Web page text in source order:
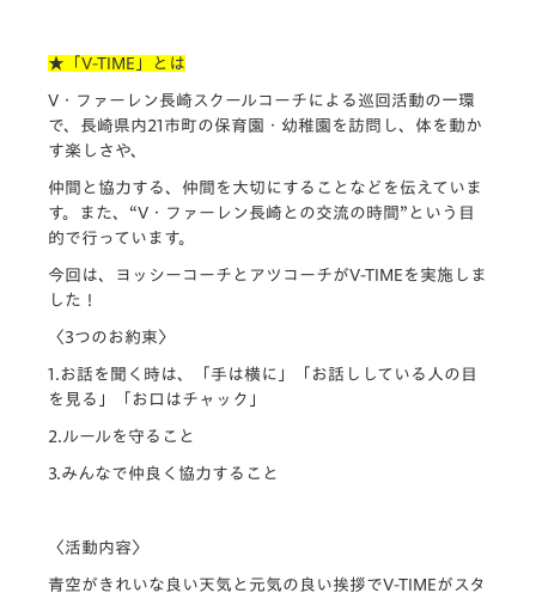
★「V-TIME」とは
V・ファーレン長崎スクールコーチによる巡回活動の一環
で、 長崎県内21市町の保育園・幼稚園を訪問し、 体を動か
す楽しさや、
仲間と協力する、仲間を大切にすることなどを伝えていま
す。
また、“V・ファーレン長崎との交流の時間” という目
的で行っています。
今回は、ヨッシーコーチとアツコーチがV-TIMEを実施しま
した！
〈3つのお約束〉
1.お話を聞く時は、「手は横に」「 お話ししている人の目
を見る」「お口はチャック」
2.ルールを守ること
3.みんなで仲良く協力すること
〈活動内容〉
青空がきれいな良い天気と元気の良い挨拶でV-TIMEがスタ